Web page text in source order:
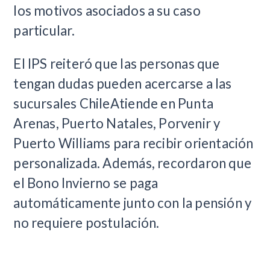
los motivos asociados a su caso
particular.
El IPS reiteró que las personas que
tengan dudas pueden acercarse a las
sucursales ChileAtiende en Punta
Arenas, Puerto Natales, Porvenir y
Puerto Williams para recibir orientación
personalizada. Además, recordaron que
el Bono Invierno se paga
automáticamente junto con la pensión y
no requiere postulación.